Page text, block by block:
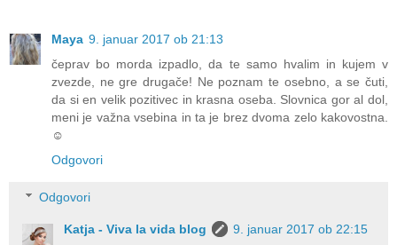
Maya 9. januar 2017 ob 21:13
čeprav bo morda izpadlo, da te samo hvalim in kujem v
zvezde, ne gre drugače! Ne poznam te osebno, a se čuti,
da si en velik pozitivec in krasna oseba. Slovnica gor al dol,
meni je važna vsebina in ta je brez dvoma zelo kakovostna.
☺️
Odgovori
Odgovori
Katja - Viva la vida blog
9. januar 2017 ob 22:15